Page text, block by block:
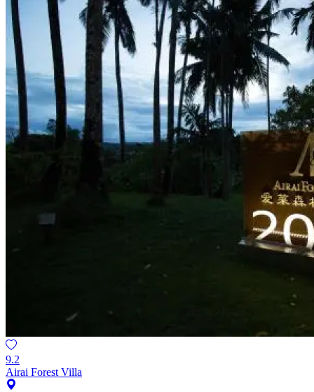
9.2
Airai Forest Villa